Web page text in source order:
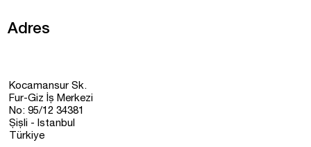
Adres
Kocamansur Sk.
Fur-Giz İş Merkezi
No: 95/12 34381
Şişli - Istanbul
Türkiye